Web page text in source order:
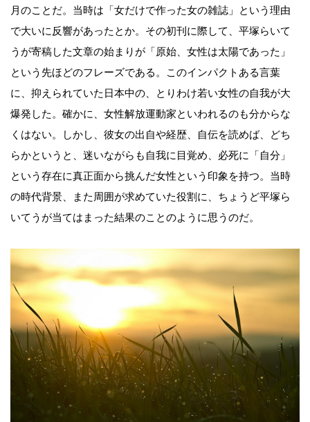
月のことだ。当時は「女だけで作った女の雑誌」という理由
で大いに反響があったとか。その初刊に際して、平塚らいて
うが寄稿した文章の始まりが「原始、女性は太陽であった」
という先ほどのフレーズである。このインパクトある言葉
に、抑えられていた日本中の、とりわけ若い女性の自我が大
爆発した。確かに、女性解放運動家といわれるのも分からな
くはない。しかし、彼女の出自や経歴、自伝を読めば、どち
らかというと、迷いながらも自我に目覚め、必死に「自分」
という存在に真正面から挑んだ女性という印象を持つ。当時
の時代背景、また周囲が求めていた役割に、ちょうど平塚ら
いてうが当てはまった結果のことのように思うのだ。